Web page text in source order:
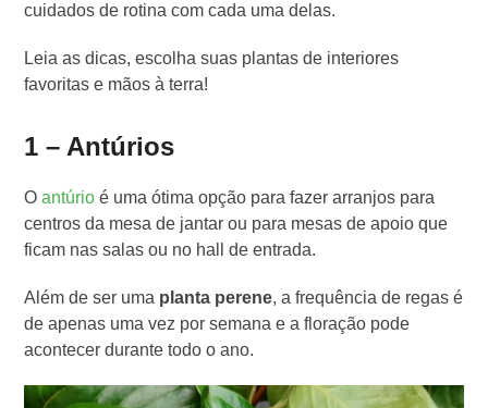
cuidados de rotina com cada uma delas.
Leia as dicas, escolha suas plantas de interiores
favoritas e mãos à terra!
1 – Antúrios
Oantúrio é uma ótima opção para fazer arranjos para
centros da mesa de jantar ou para mesas de apoio que
ficam nas salas ou no hall de entrada.
Além de ser uma planta perene, a frequência de regas é
de apenas uma vez por semana e a floração pode
acontecer durante todo o ano.